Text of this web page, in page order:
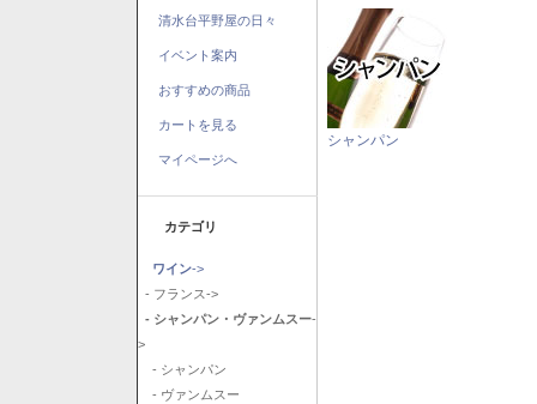
清水台平野屋の日々
イベント案内
おすすめの商品
カートを見る
マイページへ
カテゴリ
ワイン->
- フランス->
- シャンパン・ヴァンムスー-
>
- シャンパン
- ヴァンムスー
シャンパン